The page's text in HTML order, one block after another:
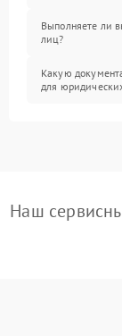
Выполняете ли
лиц?
Какую
для
Наш